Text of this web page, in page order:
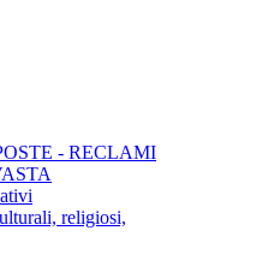
- RECLAMI
religiosi,